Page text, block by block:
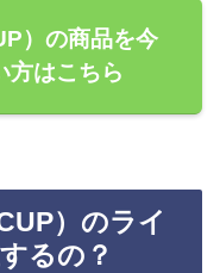
）の商品を今
方はこちら
）のライ
るの？